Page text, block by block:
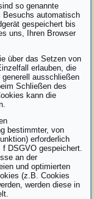
so genannte
Besuchs automatisch
gespeichert bis
uns, Ihren Browser
über das Setzen von
erlauben, die
ausschließen
Schließen des
kann die
bestimmter, von
erforderlich
DSGVO gespeichert.
an der
und optimierten
(z.B. Cookies
werden diese in